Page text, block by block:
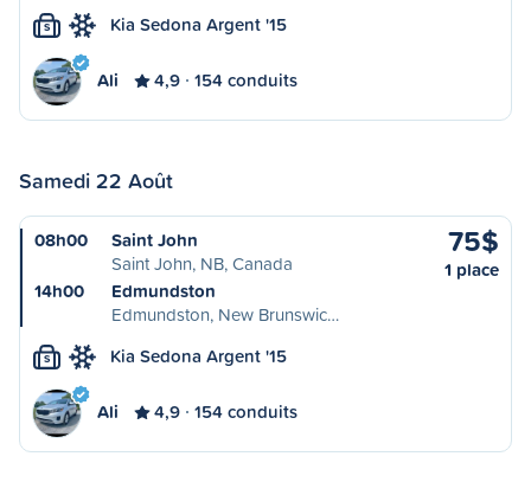
S Kia Sedona Argent '15
Ali 4,9 154 conduits
Samedi 22 Août
08h00
Saint John
Saint John, NB, Canada
14h00
Edmundston
Edmundston, New Brunswic…
75$
1 place
S Kia Sedona Argent '15
Ali 4,9 154 conduits